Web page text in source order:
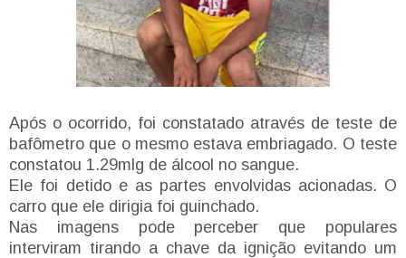
Após o ocorrido, foi constatado através de teste de
bafômetro que o mesmo estava embriagado. O teste
constatou 1.29mlg de álcool no sangue.
Ele foi detido e as partes envolvidas acionadas. O
carro que ele dirigia foi guinchado.
Nas imagens pode perceber que populares
interviram tirando a chave da ignição evitando um